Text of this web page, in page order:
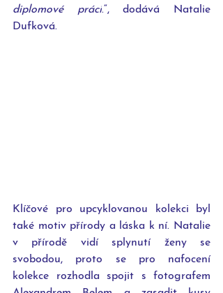
diplomové práci.“, dodává Natalie
Dufková.
Klíčové pro upcyklovanou kolekci byl
také motiv přírody a láska k ní. Natalie
v přírodě vidí splynutí ženy se
svobodou, proto se pro nafocení
kolekce rozhodla spojit s fotografem